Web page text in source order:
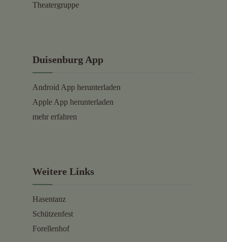
Theatergruppe
Duisenburg App
Android App herunterladen
Apple App herunterladen
mehr erfahren
Weitere Links
Hasentanz
Schützenfest
Forellenhof